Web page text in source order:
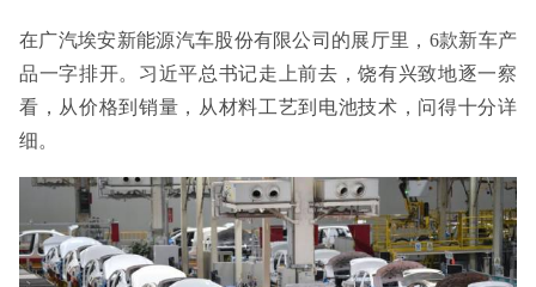
在广汽埃安新能源汽车股份有限公司的展厅里，6款新车产
品一字排开。习近平总书记走上前去，饶有兴致地逐一察
看，从价格到销量，从材料工艺到电池技术，问得十分详
细。